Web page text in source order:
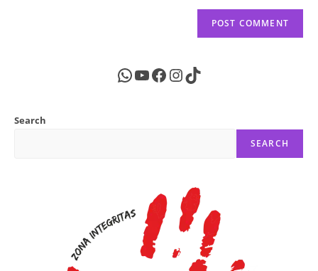
WhatsApp
YouTube
Facebook
Instagram
TikTok
Search
SEARCH